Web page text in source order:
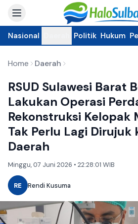
Nasional Politik Hukum
Home Daerah
RSUD Sulawesi Barat
Lakukan Operasi
Rekonstruksi Kelopak
Tak Perlu Lagi Dirujuk
Daerah
Minggu, 07 Juni 2026 • 22:28:01 WIB
RE Rendi Kusuma